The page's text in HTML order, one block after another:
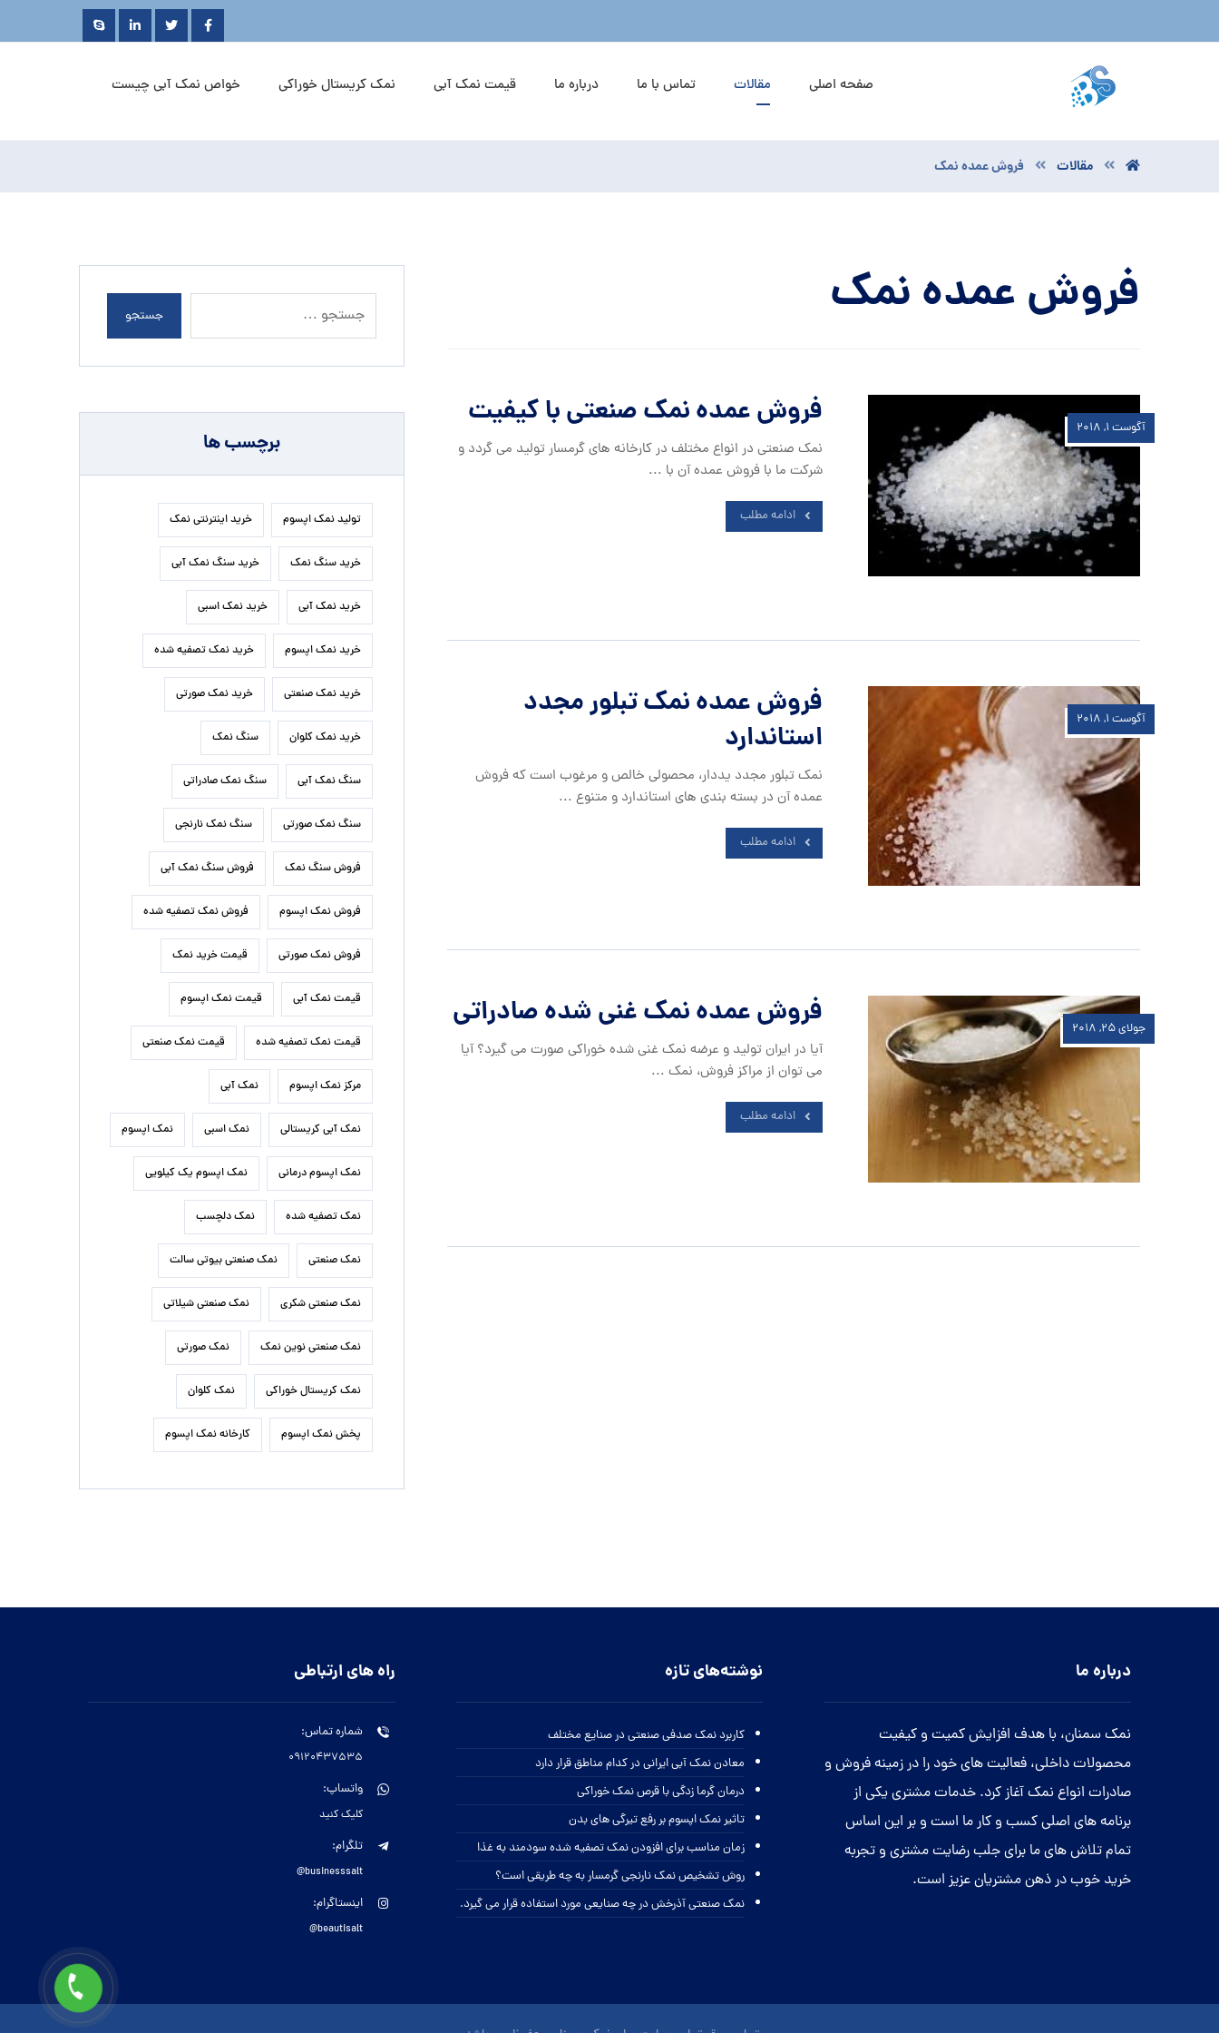
صفحه اصلی مقالات تماس با ما درباره ما قیمت نمک آبی نمک کریستال خوراکی خواص نمک آبی چیست
مقالات فروش عمده نمک
فروش عمده نمک
فروش عمده نمک صنعتی با کیفیت آگوست ۱, ۲۰۱۸
نمک صنعتی در انواع مختلف در کارخانه های گرمسار تولید می گردد و
شرکت ما با فروش عمده آن با ...
ادامه مطلب
فروش عمده نمک تبلور مجدد
استاندارد
آگوست ۱, ۲۰۱۸
نمک تبلور مجدد یددار، محصولی خالص و مرغوب است که فروش
عمده آن در بسته بندی های استاندارد و متنوع ...
ادامه مطلب
فروش عمده نمک غنی شده صادراتی جولای ۲۵, ۲۰۱۸
آیا در ایران تولید و عرضه نمک غنی شده خوراکی صورت می گیرد؟ آیا
می توان از مراکز فروش، نمک ...
ادامه مطلب
جستجو
برچسب ها
تولید نمک اپسوم خرید اینترنتی نمک
خرید سنگ نمک خرید سنگ نمک آبی
خرید نمک آبی خرید نمک اسبی
خرید نمک اپسوم خرید نمک تصفیه شده
خرید نمک صنعتی خرید نمک صورتی
خرید نمک کلوان سنگ نمک
سنگ نمک آبی سنگ نمک صادراتی
سنگ نمک صورتی سنگ نمک نارنجی
فروش سنگ نمک فروش سنگ نمک آبی
فروش نمک اپسوم فروش نمک تصفیه شده
فروش نمک صورتی قیمت خرید نمک
قیمت نمک آبی قیمت نمک اپسوم
قیمت نمک تصفیه شده قیمت نمک صنعتی
مرکز نمک اپسوم نمک آبی
نمک آبی کریستالی نمک اسبی نمک اپسوم
نمک اپسوم درمانی نمک اپسوم یک کیلویی
نمک تصفیه شده نمک دلچسب
نمک صنعتی نمک صنعتی بیوتی سالت
نمک صنعتی شکری نمک صنعتی شیلاتی
نمک صنعتی نوین نمک نمک صورتی
نمک کریستال خوراکی نمک کلوان
پخش نمک اپسوم کارخانه نمک اپسوم
درباره ما
نمک سمنان، با هدف افزایش کمیت و کیفیت
محصولات داخلی، فعالیت های خود را در زمینه فروش و
صادرات انواع نمک آغاز کرد. خدمات مشتری یکی از
برنامه های اصلی کسب و کار ما است و بر این اساس
تمام تلاش های ما برای جلب رضایت مشتری و تجربه
خرید خوب در ذهن مشتریان عزیز است.
نوشته‌های تازه
کاربرد نمک صدفی صنعتی در صنایع مختلف
معادن نمک آبی ایرانی در کدام مناطق قرار دارد
درمان گرما زدگی با قرص نمک خوراکی
تاثیر نمک اپسوم بر رفع تیرگی های بدن
زمان مناسب برای افزودن نمک تصفیه شده سودمند به غذا
روش تشخیص نمک نارنجی گرمسار به چه طریقی است؟
نمک صنعتی آذرخش در چه صنایعی مورد استفاده قرار می گیرد.
راه های ارتباطی
شماره تماس:
09120437535
واتساپ:
کلیک کنید
تلگرام:
businesssalt@
اینستاگرام:
beautisalt@